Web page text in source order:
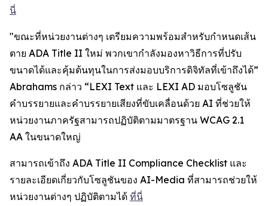
นี่
"ขณะที่หน่วยงานต่างๆ เตรียมความพร้อมสำหรับกำหนดเส้น
ตาย ADA Title II ใหม่ พวกเขากำลังมองหาวิธีการที่ปรับ
ขนาดได้และคุ้มต้นทุนในการส่งมอบบริการดิจิทัลที่เข้าถึงได้”
Abrahams กล่าว “LEXI Text และ LEXI AD มอบโซลูชัน
คำบรรยายและคำบรรยายเสียงที่ขับเคลื่อนด้วย AI ที่ช่วยให้
หน่วยงานภาครัฐสามารถปฏิบัติตามมาตรฐาน WCAG 2.1
AA ในขนาดใหญ่
สามารถเข้าถึง ADA Title II Compliance Checklist และ
รายละเอียดเกี่ยวกับโซลูชันของ AI-Media ที่สามารถช่วยให้
หน่วยงานต่างๆ ปฏิบัติตามได้ ที่นี่